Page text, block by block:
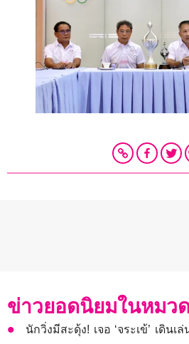
ข่าวยอดนิยมในหมว
นักวิ่งมีสะดุ้ง! เจอ ‘จระเข้’ เดิน